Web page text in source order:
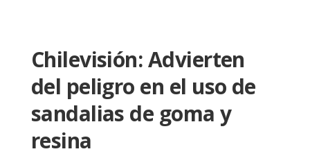
Chilevisión: Advierten
del peligro en el uso de
sandalias de goma y
resina